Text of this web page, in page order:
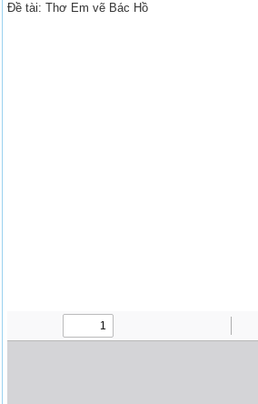
Đề tài: Thơ Em vẽ Bác Hồ